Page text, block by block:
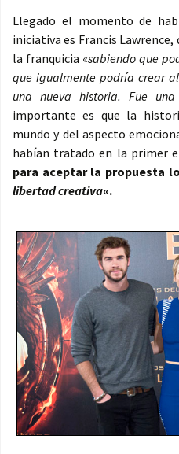
Llegado el momento de
iniciativa es Francis
la franquicia «sabiendo que
que igualmente podría crear
una nueva historia. Fue
importante es que la
mundo y del aspecto
habían tratado en la primer
para aceptar la propuesta
libertad creativa«.